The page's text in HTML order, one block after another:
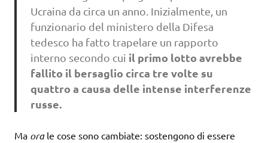
Ucraina da circa un anno. Inizialmente, un
funzionario del ministero della Difesa
tedesco ha fatto trapelare un rapporto
interno secondo cui il primo lotto avrebbe
fallito il bersaglio circa tre volte su
quattro a causa delle intense interferenze
russe.
Ma orale cose sono cambiate: sostengono di essere